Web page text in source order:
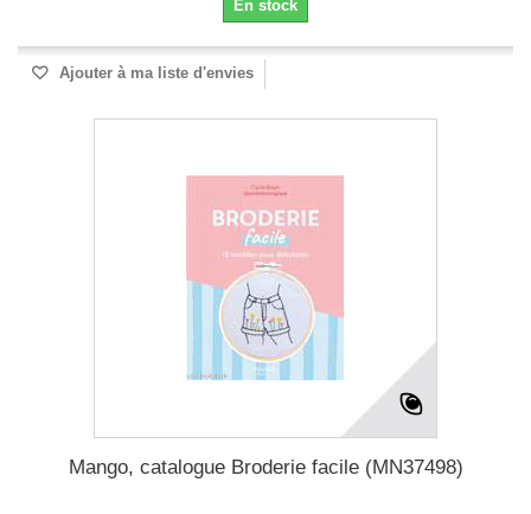
En stock
Ajouter à ma liste d'envies
Mango, catalogue Broderie facile (MN37498)